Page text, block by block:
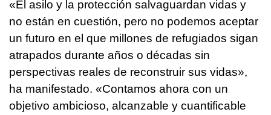
«El asilo y la protección salvaguardan vidas y
no están en cuestión, pero no podemos aceptar
un futuro en el que millones de refugiados sigan
atrapados durante años o décadas sin
perspectivas reales de reconstruir sus vidas»,
ha manifestado. «Contamos ahora con un
objetivo ambicioso, alcanzable y cuantificable